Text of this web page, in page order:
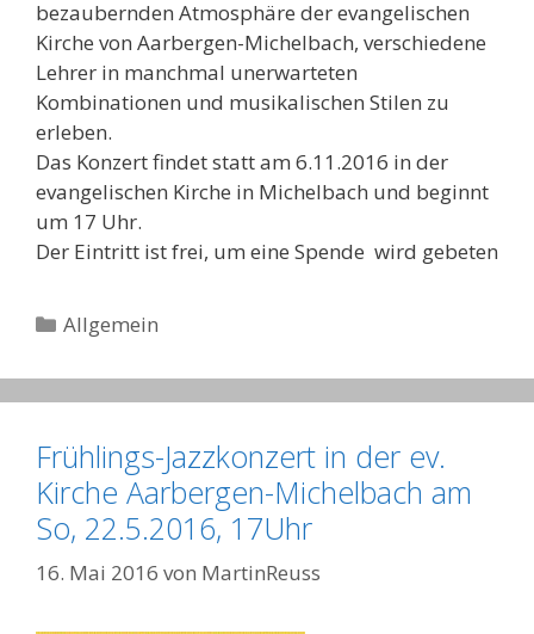
bezaubernden Atmosphäre der evangelischen
Kirche von Aarbergen-Michelbach, verschiedene
Lehrer in manchmal unerwarteten
Kombinationen und musikalischen Stilen zu
erleben.
Das Konzert findet statt am 6.11.2016 in der
evangelischen Kirche in Michelbach und beginnt
um 17 Uhr.
Der Eintritt ist frei, um eine Spende wird gebeten
Kategorien
Allgemein
Frühlings-Jazzkonzert in der ev.
Kirche Aarbergen-Michelbach am
So, 22.5.2016, 17Uhr
16. Mai 2016 von MartinReuss